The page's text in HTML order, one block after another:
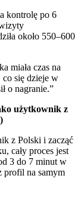
kontrolę po 6
około 550–600
miała czas na
co się dzieje w
o nagranie.”
użytkownik z
z Polski i zacząć
cały proces jest
3 do 7 minut w
profil na samym